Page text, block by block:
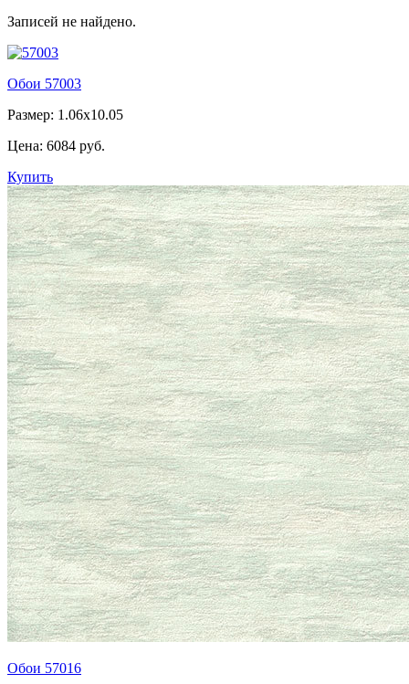
Записей не найдено.
Обои 57003
Размер: 1.06x10.05
Цена: 6084 руб.
Купить
Обои 57016